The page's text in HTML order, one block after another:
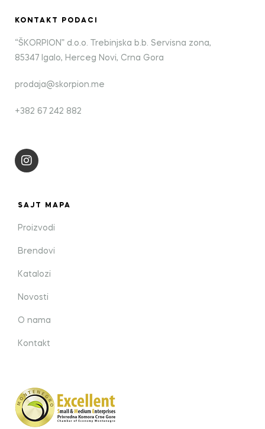
KONTAKT PODACI
“ŠKORPION” d.o.o. Trebinjska b.b. Servisna zona,
85347 Igalo, Herceg Novi, Crna Gora
prodaja@skorpion.me
+382 67 242 882
SAJT MAPA
Proizvodi
Brendovi
Katalozi
Novosti
O nama
Kontakt